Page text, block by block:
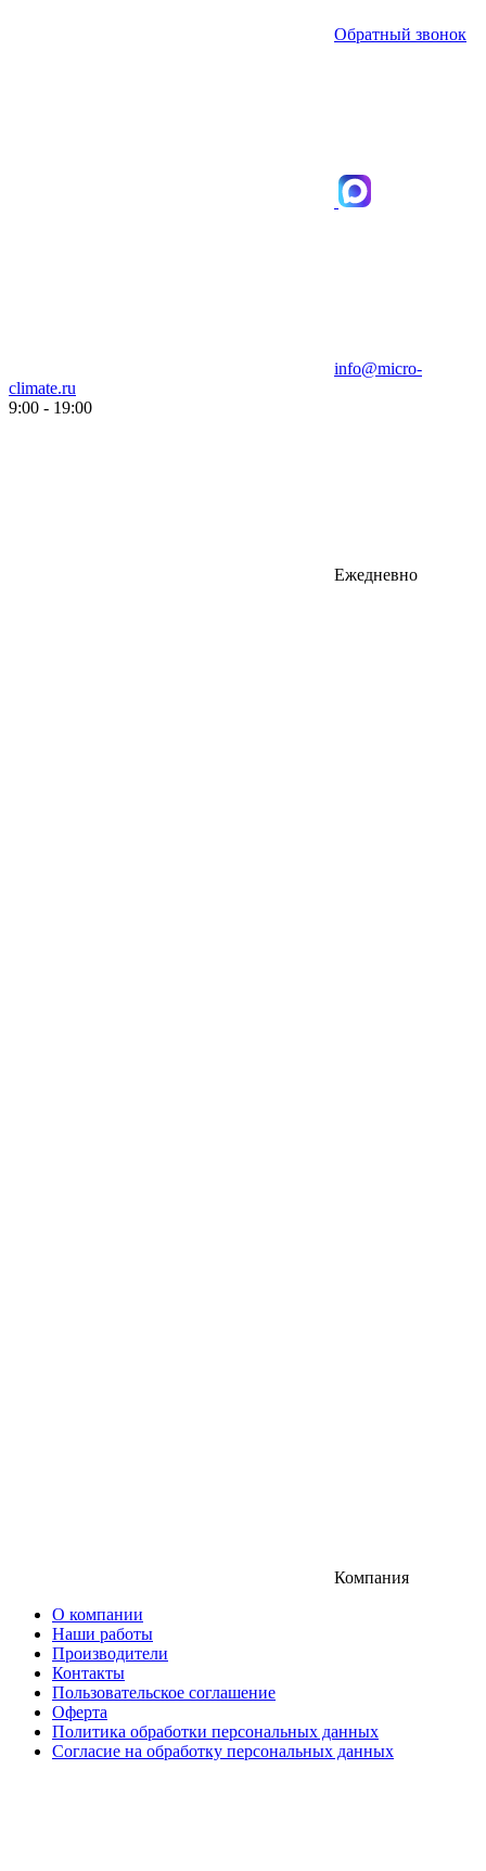
Обратный звонок
info@micro-
climate.ru
9:00 - 19:00
Ежедневно
Компания
О компании
Наши работы
Производители
Контакты
Пользовательское соглашение
Оферта
Политика обработки персональных данных
Согласие на обработку персональных данных